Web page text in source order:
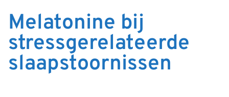
Melatonine bij
stressgerelateerde
slaapstoornissen